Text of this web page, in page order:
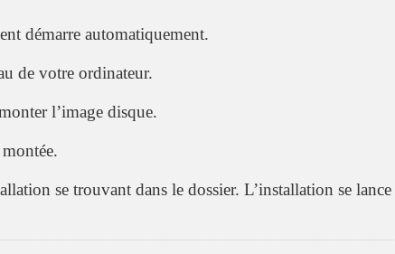
démarre automatiquement.
de votre ordinateur.
l’image disque.
se trouvant dans le dossier. L’installation se lance